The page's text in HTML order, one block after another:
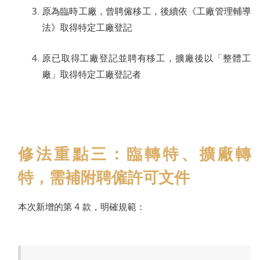
原為臨時工廠，曾聘僱移工，後續依《工廠管理輔導
法》取得特定工廠登記
原已取得工廠登記並聘有移工，擴廠後以「整體工
廠」取得特定工廠登記者
修法重點三：臨轉特、擴廠轉
特，需補附聘僱許可文件
本次新增的第 4 款，明確規範：